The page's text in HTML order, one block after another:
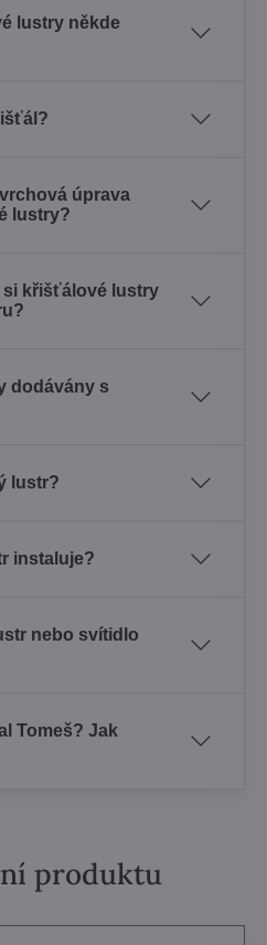
lustry někde
úprava
lustry?
si křišťálové lustry
dodávány s
lustr?
instaluje?
nebo svítidlo
Tomeš? Jak
produktu